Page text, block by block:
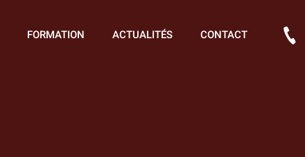
FORMATION ACTUALITÉS
CONTACT